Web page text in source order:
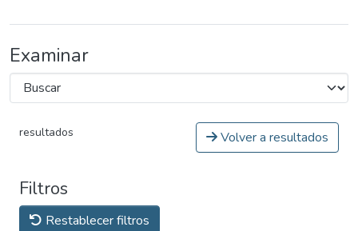
Examinar
resultados Volver a resultados
Filtros
Restablecer filtros